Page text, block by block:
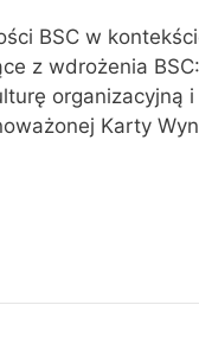
BSC w
z wdrożenia
Karty